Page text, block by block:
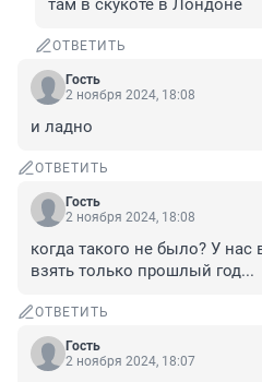
там в скукоте в Лондоне
ОТВЕТИТЬ
Гость
2 ноября 2024, 18:08
и ладно
ОТВЕТИТЬ
Гость
2 ноября 2024, 18:08
когда такого не было? У нас
взять только прошлый год...
ОТВЕТИТЬ
Гость
2 ноября 2024, 18:07